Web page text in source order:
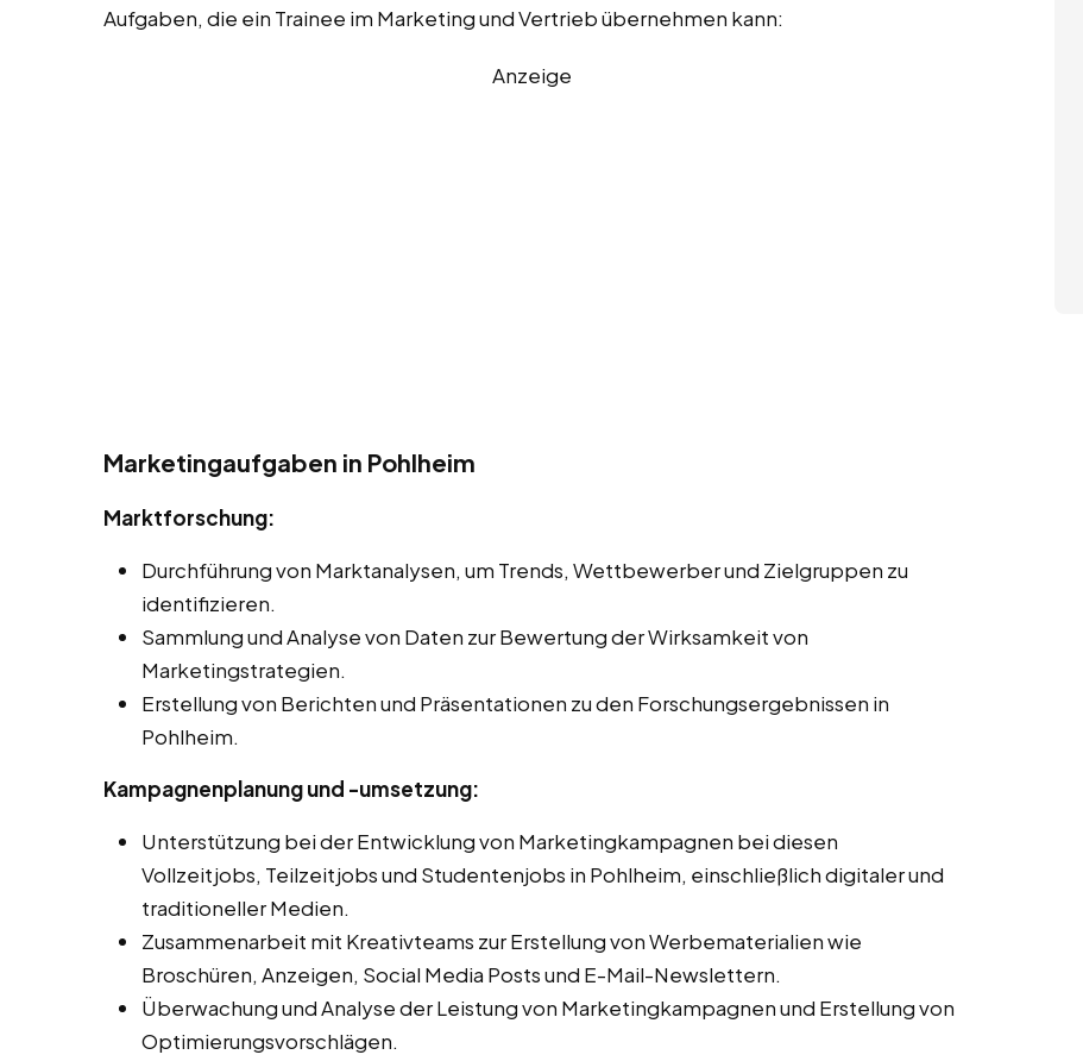
Aufgaben, die ein Trainee im Marketing und Vertrieb übernehmen kann:
Anzeige
Marketingaufgaben in Pohlheim
Marktforschung:
Durchführung von Marktanalysen, um Trends, Wettbewerber und Zielgruppen zu
identifizieren.
Sammlung und Analyse von Daten zur Bewertung der Wirksamkeit von
Marketingstrategien.
Erstellung von Berichten und Präsentationen zu den Forschungsergebnissen in
Pohlheim.
Kampagnenplanung und -umsetzung:
Unterstützung bei der Entwicklung von Marketingkampagnen bei diesen
Vollzeitjobs, Teilzeitjobs und Studentenjobs in Pohlheim, einschließlich digitaler und
traditioneller Medien.
Zusammenarbeit mit Kreativteams zur Erstellung von Werbematerialien wie
Broschüren, Anzeigen, Social Media Posts und E-Mail-Newslettern.
Überwachung und Analyse der Leistung von Marketingkampagnen und Erstellung von
Optimierungsvorschlägen.